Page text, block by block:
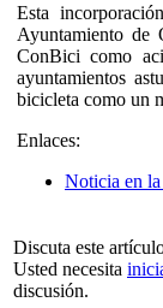
Esta
Ayuntamiento de
ConBici como
ayuntamientos
bicicleta como un
Enlaces:
Noticia en
Discuta este
Usted necesita
discusión.